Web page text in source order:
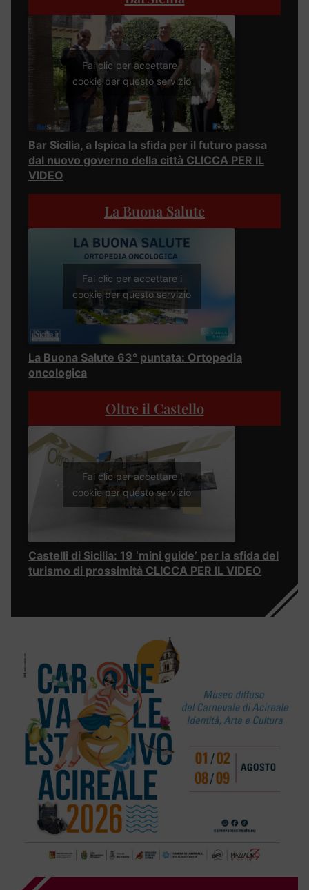
Fai clic per accettare i
cookie per questo servizio
Bar Sicilia, a Ispica la sfida per il futuro passa
dal nuovo governo della città CLICCA PER IL
VIDEO
La Buona Salute
Fai clic per accettare i
cookie per questo servizio
La Buona Salute 63° puntata: Ortopedia
oncologica
Oltre il Castello
Fai clic per accettare i
cookie per questo servizio
Castelli di Sicilia: 19 ‘mini guide’ per la sfida del
turismo di prossimità CLICCA PER IL VIDEO